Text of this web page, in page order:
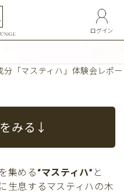
ログイン
みる↓
集める “マスティハ” と
生息するマスティハの木